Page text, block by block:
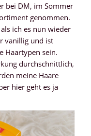
bei DM, im Sommer
genommen.
ich es nun wieder
vanillig und ist
Haartypen sein.
durchschnittlich,
meine Haare
hier geht es ja